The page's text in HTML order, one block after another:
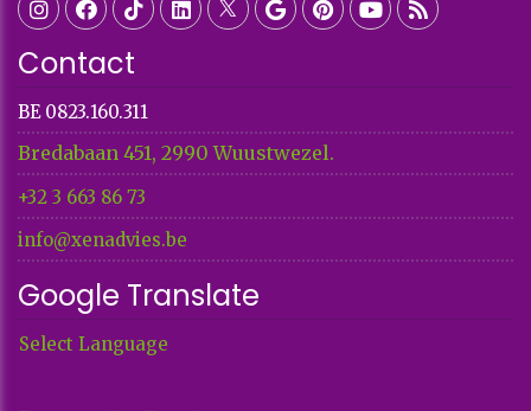
Contact
BE 0823.160.311
Bredabaan 451, 2990 Wuustwezel.
+32 3 663 86 73​​​​​​​
info@xenadvies.be
Google Translate
Select Language